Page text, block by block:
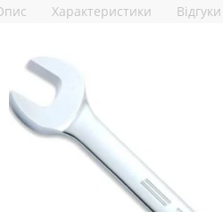
Характеристики Відгуки